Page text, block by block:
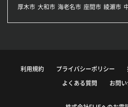
厚木市 大和市 海老名市 座間市 綾瀬市
利用規約 プライバシーポリシー
よくある質問 お問